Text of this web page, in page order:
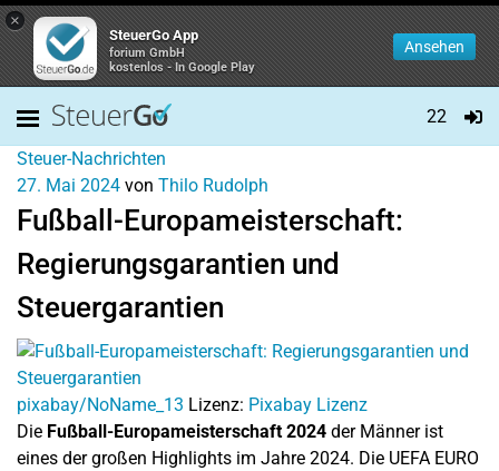
×
SteuerGo App
forium GmbH
kostenlos - In Google Play
Ansehen
22
Steuer-Nachrichten
27. Mai 2024 von Thilo Rudolph
Fußball-Europameisterschaft:
Regierungsgarantien und
Steuergarantien
pixabay/NoName_13 Lizenz: Pixabay Lizenz
Die Fußball-Europameisterschaft 2024 der Männer ist
eines der großen Highlights im Jahre 2024. Die UEFA EURO